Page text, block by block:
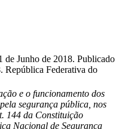
de Junho de 2018. Publicado
República Federativa do
e o funcionamento dos
segurança pública, nos
144 da Constituição
Nacional de Segurança